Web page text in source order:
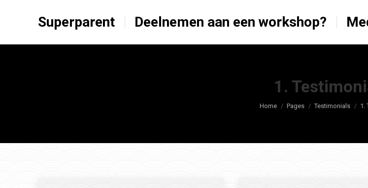
Superparent Deelnemen aan een workshop?
1.
Je bent hier:
Home Pages Testimonials 1.